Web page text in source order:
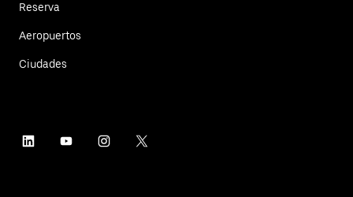
Reserva
Aeropuertos
Ciudades